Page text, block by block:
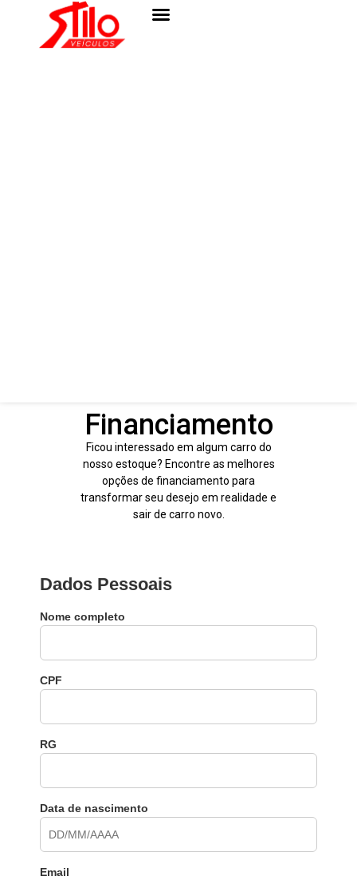
Financiamento
Ficou interessado em algum carro do
nosso estoque? Encontre as melhores
opções de financiamento para
transformar seu desejo em realidade e
sair de carro novo.
Dados Pessoais
Nome completo
CPF
RG
Data de nascimento
Email